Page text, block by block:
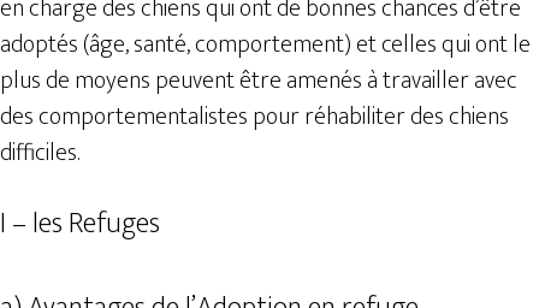
en charge des chiens qui ont de bonnes chances d’être
adoptés (âge, santé, comportement) et celles qui ont le
plus de moyens peuvent être amenés à travailler avec
des comportementalistes pour réhabiliter des chiens
difficiles.
I – les Refuges